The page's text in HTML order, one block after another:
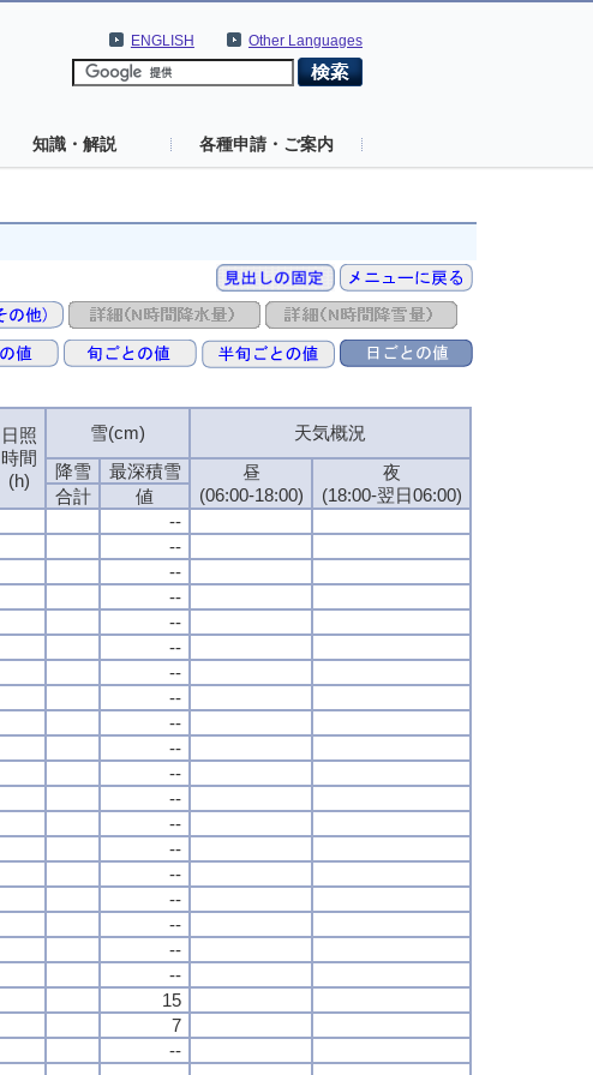
Other Languages
ENGLISH
知識・解説 各種申請・ご案内
日照
時間
(h)
雪(cm) 天気概況
降雪 最深積雪
昼
(06:00-18:00)
夜
(18:00-翌日06:00)
合計
値
--
--
--
--
--
--
--
--
--
--
--
--
--
--
--
--
--
--
--
15
7
--